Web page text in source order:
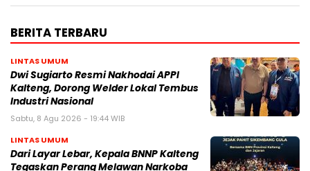
BERITA TERBARU
LINTAS UMUM
Dwi Sugiarto Resmi Nakhodai APPI
Kalteng, Dorong Welder Lokal Tembus
Industri Nasional
Sabtu, 8 Agu 2026 - 19:44 WIB
LINTAS UMUM
Dari Layar Lebar, Kepala BNNP Kalteng
Tegaskan Perang Melawan Narkoba